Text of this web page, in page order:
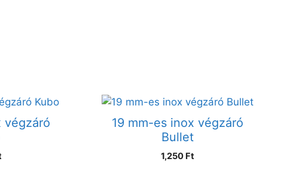
végzáró
19 mm-es inox végzáró
Bullet
1,250 Ft